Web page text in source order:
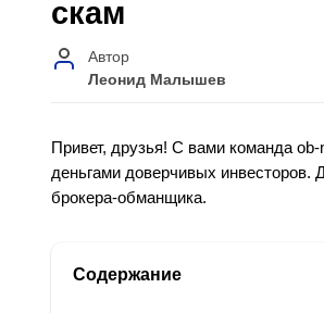
скам
Автор
Леонид Малышев
Привет, друзья! С вами команда
деньгами доверчивых инвесторов.
брокера-обманщика.
Содержание